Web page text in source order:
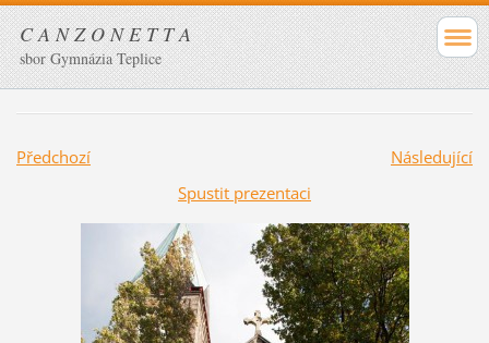
C A N Z O N E T T A
sbor Gymnázia Teplice
Předchozí
Následující
Spustit prezentaci